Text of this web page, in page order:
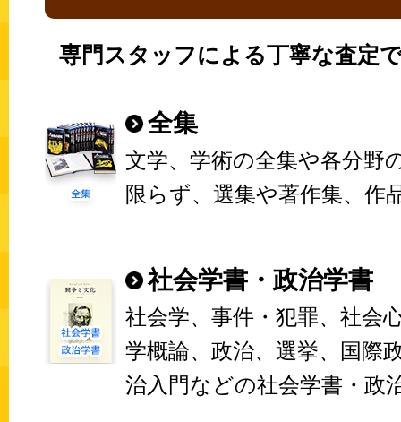
専門スタッフによる丁寧な査定
全集
文学、学術の全集や各分野
限らず、選集や著作集、作
社会学書・政治学書
社会学、事件・犯罪、社会
学概論、政治、選挙、国際
治入門などの社会学書・政